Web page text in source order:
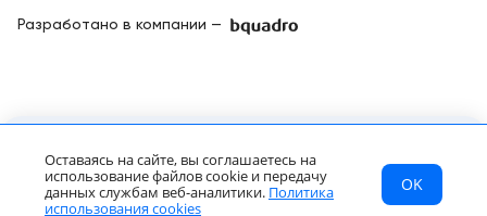
МСТ Каталог
Главная
RU
Цена по запросу
Разработано в компании —
Оставаясь на сайте, вы соглашаетесь на
использование файлов cookie и передачу
данных службам веб-аналитики. Политика
использования cookies
OK